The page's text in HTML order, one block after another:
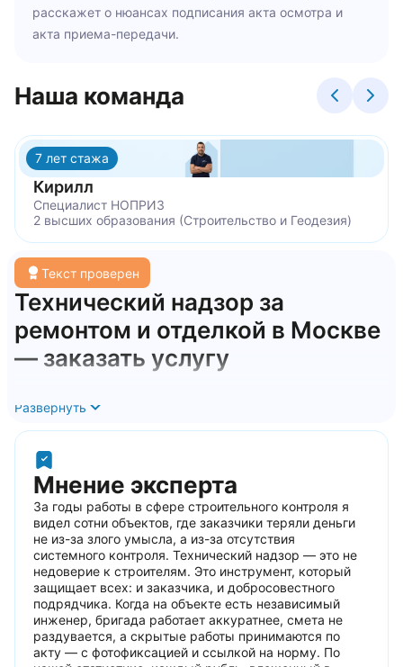
расскажет о нюансах подписания акта осмотра и
акта приема-передачи.
Наша команда
7 лет стажа
Кирилл
Специалист НОПРИЗ
2 высших образования (Строительство и Геодезия)
Текст проверен
Технический надзор за
ремонтом и отделкой в Москве
— заказать услугу
нервов, сотни тысяч рублей и постоянный вопрос: «А
которую видели несколько раз, смете, которую не умеете
читать, и договору, который составил сам подрядчик.
Именно в этой точке и начинаются проблемы: кривые
стены, протекающая сантехника, электрика без
заземления и счёт за переделки, который в два раза
превышает первоначальный бюджет. Компания
СпецНовострой работает в Москве и Московской области и
занимается профессиональным техническим надзором за
ремонтом и отделкой — чтобы вы получили именно тот
результат, за который заплатили.
Что такое технический надзор
за ремонтом и отделкой
Развернуть
Мнение эксперта
За годы работы в сфере строительного контроля я
видел сотни объектов, где заказчики теряли деньги
не из-за злого умысла, а из-за отсутствия
системного контроля. Технический надзор — это не
недоверие к строителям. Это инструмент, который
защищает всех: и заказчика, и добросовестного
подрядчика. Когда на объекте есть независимый
инженер, бригада работает аккуратнее, смета не
раздувается, а скрытые работы принимаются по
акту — с фотофиксацией и ссылкой на норму. По